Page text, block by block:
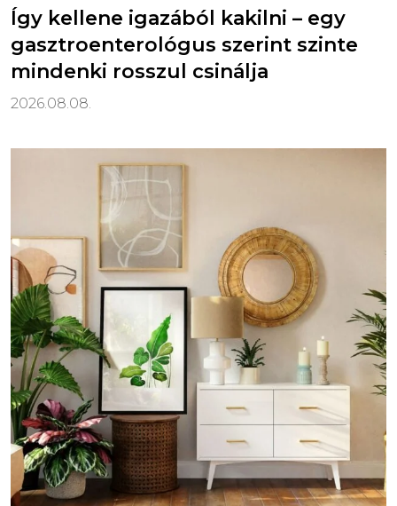
Így kellene igazából kakilni – egy
gasztroenterológus szerint szinte
mindenki rosszul csinálja
2026.08.08.